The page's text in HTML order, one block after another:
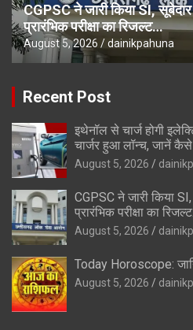
CGPSC ने जारी किया SI,
प्रारंभिक परीक्षा का रिजल्ट…
August 5, 2026 dainikpahuna
Recent Post
इथेनॉल से चार्ज होगी
चार्जर हुआ लॉन्च, जानें
August 5, 2026
CGPSC ने जारी किया
प्रारंभिक परीक्षा का रिजल्ट…
August 5, 2026
Today Horoscope:
August 5, 2026